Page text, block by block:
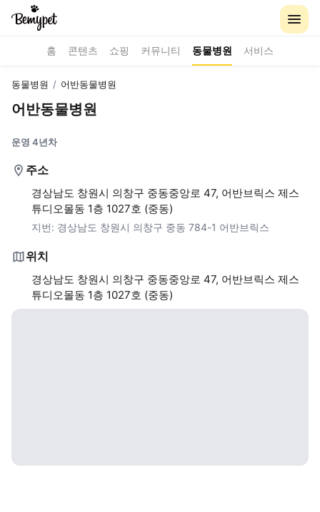
홈 콘텐츠 쇼핑 커뮤니티 동물병원 서비스
동물병원 / 어반동물병원
어반동물병원
운영 4년차
주소
경상남도 창원시 의창구 중동중앙로 47, 어반브릭스 제스
튜디오몰동 1층 1027호 (중동)
지번: 경상남도 창원시 의창구 중동 784-1 어반브릭스
위치
경상남도 창원시 의창구 중동중앙로 47, 어반브릭스 제스
튜디오몰동 1층 1027호 (중동)